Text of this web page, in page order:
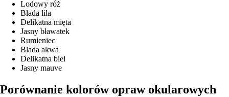
Lodowy róż
Blada lila
Delikatna mięta
Jasny bławatek
Rumieniec
Blada akwa
Delikatna biel
Jasny mauve
Porównanie kolorów opraw okularowych